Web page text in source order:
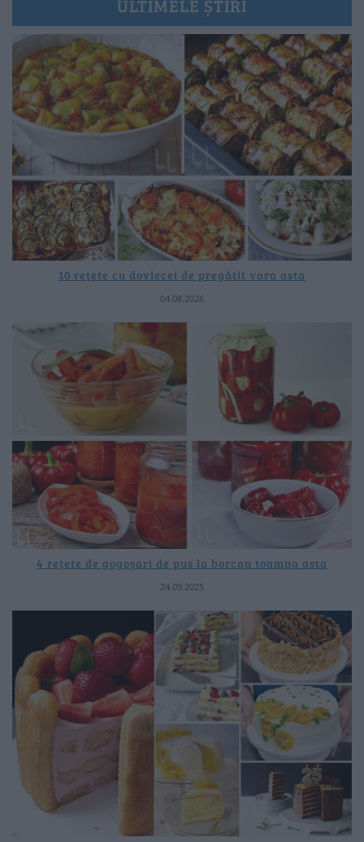
ULTIMELE ȘTIRI
10 rețete cu dovlecei de pregătit vara asta
04.08.2026
4 rețete de gogoșari de pus la borcan toamna asta
24.09.2025